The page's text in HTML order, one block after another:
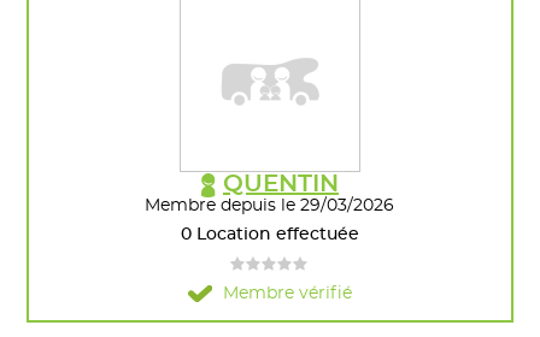
QUENTIN
Membre depuis le 29/03/2026
0 Location effectuée
Membre vérifié